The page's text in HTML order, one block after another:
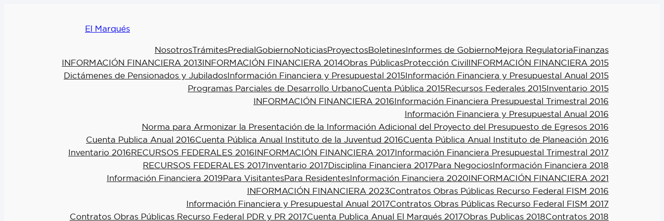
El Marqués
NosotrosTrámitesPredialGobiernoNoticiasProyectosBoletinesInformes de GobiernoMejora RegulatoriaFinanzas
INFORMACIÓN FINANCIERA 2013INFORMACIÓN FINANCIERA 2014Obras PúblicasProtección CivilINFORMACIÓN FINANCIERA 2015
Dictámenes de Pensionados y JubiladosInformación Financiera y Presupuestal 2015Información Financiera y Presupuestal Anual 2015
Programas Parciales de Desarrollo UrbanoCuenta Pública 2015Recursos Federales 2015Inventario 2015
INFORMACIÓN FINANCIERA 2016Información Financiera Presupuestal Trimestral 2016
Información Financiera y Presupuestal Anual 2016
Norma para Armonizar la Presentación de la Información Adicional del Proyecto del Presupuesto de Egresos 2016
Cuenta Publica Anual 2016Cuenta Pública Anual Instituto de la Juventud 2016Cuenta Pública Anual Instituto de Planeación 2016
Inventario 2016RECURSOS FEDERALES 2016INFORMACIÓN FINANCIERA 2017Información Financiera Presupuestal Trimestral 2017
RECURSOS FEDERALES 2017Inventario 2017Disciplina Financiera 2017Para NegociosInformación Financiera 2018
Información Financiera 2019Para VisitantesPara ResidentesInformación Financiera 2020INFORMACIÓN FINANCIERA 2021
INFORMACIÓN FINANCIERA 2023Contratos Obras Públicas Recurso Federal FISM 2016
Información Financiera y Presupuestal Anual 2017Contratos Obras Públicas Recurso Federal FISM 2017
Contratos Obras Públicas Recurso Federal PDR y PR 2017Cuenta Publica Anual El Marqués 2017Obras Publicas 2018Contratos 2018